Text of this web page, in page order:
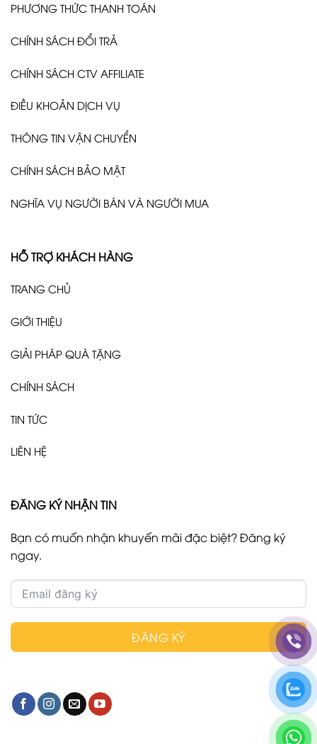
PHƯƠNG THỨC THANH TOÁN
CHÍNH SÁCH ĐỔI TRẢ
CHÍNH SÁCH CTV AFFILIATE
ĐIỀU KHOẢN DỊCH VỤ
THÔNG TIN VẬN CHUYỂN
CHÍNH SÁCH BẢO MẬT
NGHĨA VỤ NGƯỜI BÁN VÀ NGƯỜI MUA
HỖ TRỢ KHÁCH HÀNG
TRANG CHỦ
GIỚI THIỆU
GIẢI PHÁP QUÀ TẶNG
CHÍNH SÁCH
TIN TỨC
LIÊN HỆ
ĐĂNG KÝ NHẬN TIN
Bạn có muốn nhận khuyến mãi đặc biệt? Đăng ký
ngay.
ĐĂNG KÝ